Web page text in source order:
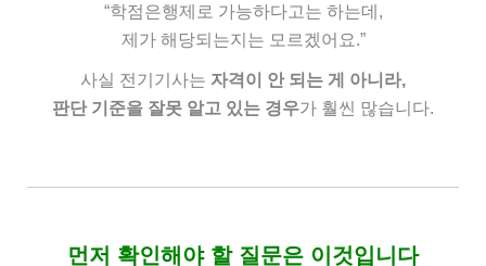
“학점은행제로 가능하다고는 하는데,
제가 해당되는지는 모르겠어요.”
사실 전기기사는 자격이 안 되는 게 아니라,
판단 기준을 잘못 알고 있는 경우가 훨씬 많습니다.
먼저 확인해야 할 질문은 이것입니다